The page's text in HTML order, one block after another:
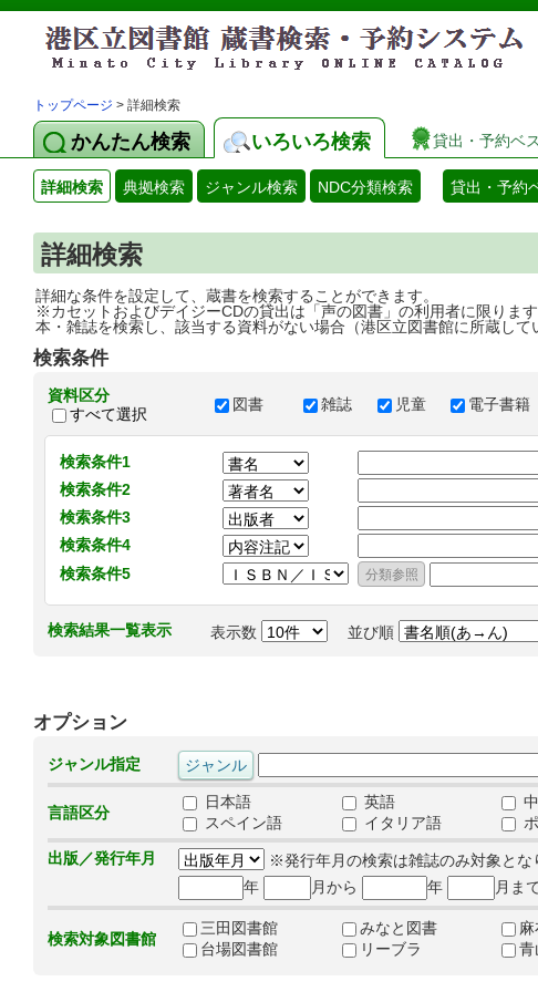
トップページ > 詳細検索
かんたん検索 いろいろ検索 貸出・予約ベ
詳細検索 典拠検索 ジャンル検索 NDC分類検索 貸出・予約
詳細検索
詳細な条件を設定して、蔵書を検索することができます。
※カセットおよびデイジーCDの貸出は「声の図書」の利用者に限ります
本・雑誌を検索し、該当する資料がない場合（港区立図書館に所蔵して
検索条件
資料区分
すべて選択
図書 雑誌 児童 電子書
検索条件1
検索条件2
検索条件3
検索条件4
検索条件5
検索結果一覧表示 表示数 並び順
オプション
ジャンル指定
言語区分
日本語 英語
スペイン語
イタリア語
出版／発行年月
※発行年月の検索は雑誌のみ対象とな
年
月から 年 月ま
検索対象図書館
三田図書館 みなと図書
台場図書館
リーブラ 青